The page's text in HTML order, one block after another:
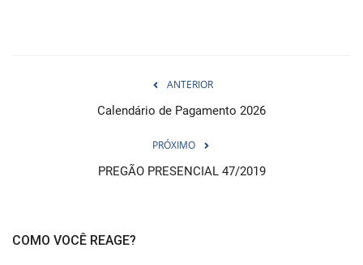
ANTERIOR
Calendário de Pagamento 2026
PRÓXIMO
PREGÃO PRESENCIAL 47/2019
COMO VOCÊ REAGE?